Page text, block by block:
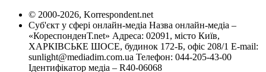
© 2000-2026, Korrespondent.net
Суб'єкт у сфері онлайн-медіа Назва онлайн-медіа –
«КореспонденТ.net» Адреса: 02091, місто Київ,
ХАРКІВСЬКЕ ШОСЕ, будинок 172-Б, офіс 208/1 E-mail:
sunlight@mediadim.com.ua Телефон: 044-205-43-00
Ідентифікатор медіа – R40-06068